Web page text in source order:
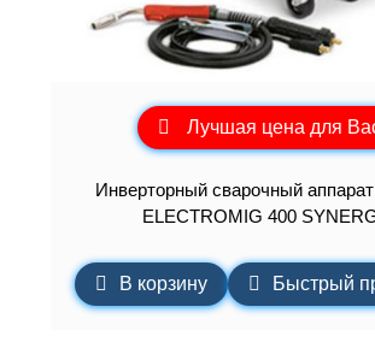
Лучшая цена для
Инверторный сварочный
ELECTROMIG 400
В корзину Быстрый